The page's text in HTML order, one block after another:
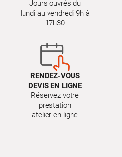
Jours ouvrés du
lundi au vendredi 9h à
17h30
RENDEZ-VOUS
DEVIS EN LIGNE
Réservez votre
prestation
atelier en ligne